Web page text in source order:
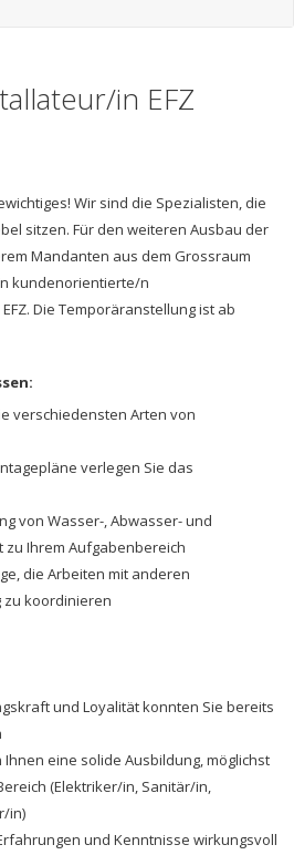
in EFZ
Wir sind die Spezialisten, die
sitzen. Für den weiteren Ausbau der
Mandanten aus dem Grossraum
kundenorientierte/n
Die Temporäranstellung ist ab
verschiedensten Arten von
verlegen Sie das
von Wasser-, Abwasser- und
zu Ihrem Aufgabenbereich
die Arbeiten mit anderen
zu koordinieren
und Loyalität konnten Sie bereits
eine solide Ausbildung, möglichst
(Elektriker/in, Sanitär/in,
in)
und Kenntnisse wirkungsvoll